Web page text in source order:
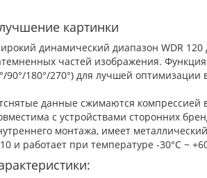
картинки
динамический диапазон WDR 120
частей изображения.
90°/180°/270°) для лучшей оптимизации
данные сжимаются компрессией
с устройствами сторонних
монтажа, имеет
и работает при температуре -30°C ~